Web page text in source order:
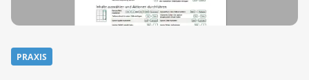
PRAXIS